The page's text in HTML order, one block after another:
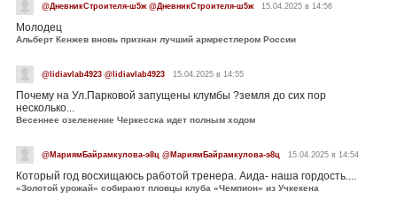
@ДневникСтроителя-ш5ж @ДневникСтроителя-ш5ж 15.04.2025 в 14:56
Молодец
Альберт Кенжев вновь признан лучший армрестлером России
@lidiavlab4923 @lidiavlab4923 15.04.2025 в 14:55
Почему на Ул.Парковой запущены клумбы ?земля до сих пор
несколько...
Весеннее озеленение Черкесска идет полным ходом
@МариямБайрамкулова-э8ц @МариямБайрамкулова-э8ц 15.04.2025 в 14:54
Который год восхищаюсь работой тренера. Аида- наша гордость....
«Золотой урожай» собирают пловцы клуба «Чемпион» из Учкекена